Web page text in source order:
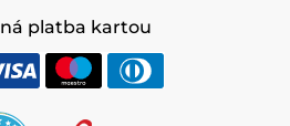
platba kartou